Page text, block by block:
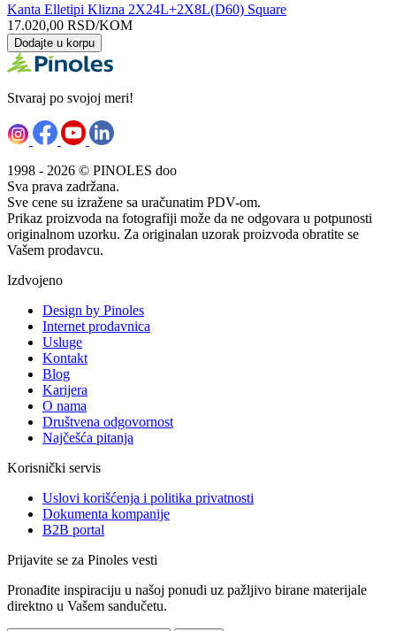
Kanta Elletipi Klizna 2X24L+2X8L(D60) Square
17.020,00 RSD/KOM
Dodajte u korpu
Stvaraj po svojoj meri!
1998 - 2026 © PINOLES doo
Sva prava zadržana.
Sve cene su izražene sa uračunatim PDV-om.
Prikaz proizvoda na fotografiji može da ne odgovara u potpunosti
originalnom uzorku. Za originalan uzorak proizvoda obratite se
Vašem prodavcu.
Izdvojeno
Design by Pinoles
Internet prodavnica
Usluge
Kontakt
Blog
Karijera
O nama
Društvena odgovornost
Najčešća pitanja
Korisnički servis
Uslovi korišćenja i politika privatnosti
Dokumenta kompanije
B2B portal
Prijavite se za Pinoles vesti
Pronađite inspiraciju u našoj ponudi uz pažljivo birane materijale
direktno u Vašem sandučetu.